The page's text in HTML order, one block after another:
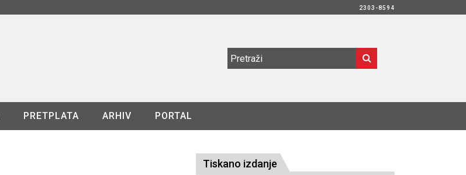
2303-8594
PRETPLATA ARHIV PORTAL
Tiskano izdanje